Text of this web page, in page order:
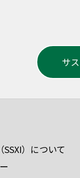
サ
）について